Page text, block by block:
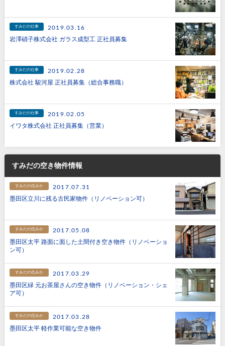
すみだの仕事
2019.03.16
岩澤硝子株式会社 ガラス成型工 正社員募集
すみだの仕事
2019.02.28
株式会社 駿河屋 正社員募集（総合事務職）
すみだの仕事
2019.02.05
イワタ株式会社 正社員募集（営業）
すみだの空き物件情報
すみだの住みか
2017.07.31
墨田区立川に残る古民家物件（リノベーション可）
すみだの住みか
2017.05.08
墨田区太平 路面に面した土間付き空き物件（リノベーショ
ン可）
すみだの住みか
2017.03.29
墨田区緑 元お茶屋さんの空き物件（リノベーション・シェ
ア可）
すみだの住みか
2017.03.28
墨田区太平 軽作業可能な空き物件